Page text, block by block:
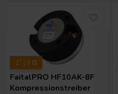
1" | 8 Ω
FaitalPRO HF10AK-8F
Kompressionstreiber